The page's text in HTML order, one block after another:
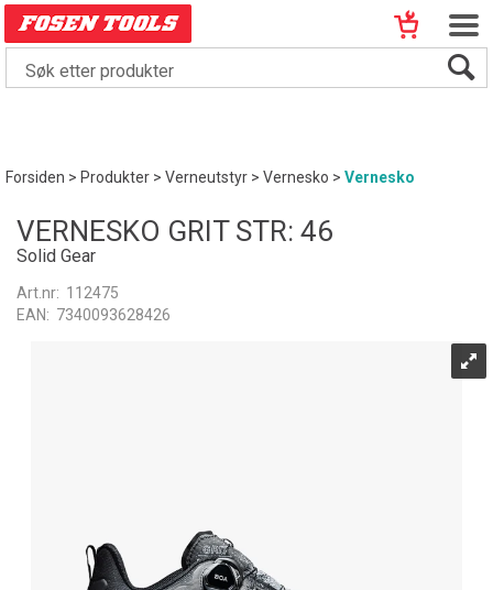
Forsiden>Produkter>Verneutstyr>Vernesko>Vernesko
VERNESKO GRIT STR: 46
Solid Gear
Art.nr: 112475
EAN: 7340093628426